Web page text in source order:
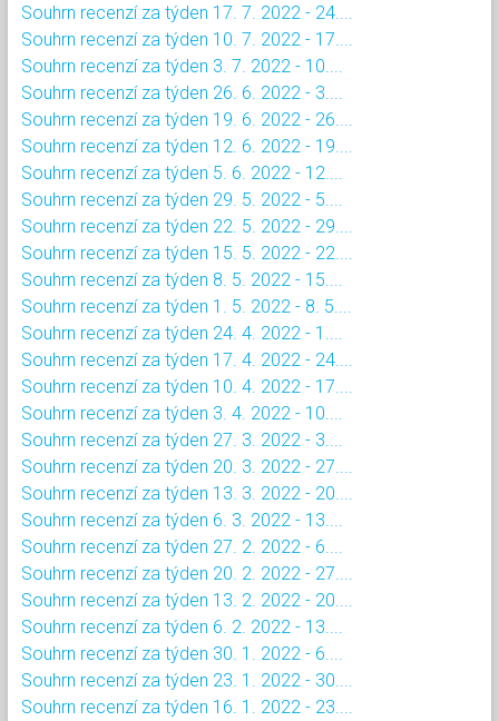
Souhrn recenzí za týden 17. 7. 2022 - 24....
Souhrn recenzí za týden 10. 7. 2022 - 17....
Souhrn recenzí za týden 3. 7. 2022 - 10....
Souhrn recenzí za týden 26. 6. 2022 - 3....
Souhrn recenzí za týden 19. 6. 2022 - 26....
Souhrn recenzí za týden 12. 6. 2022 - 19....
Souhrn recenzí za týden 5. 6. 2022 - 12....
Souhrn recenzí za týden 29. 5. 2022 - 5....
Souhrn recenzí za týden 22. 5. 2022 - 29....
Souhrn recenzí za týden 15. 5. 2022 - 22....
Souhrn recenzí za týden 8. 5. 2022 - 15....
Souhrn recenzí za týden 1. 5. 2022 - 8. 5....
Souhrn recenzí za týden 24. 4. 2022 - 1....
Souhrn recenzí za týden 17. 4. 2022 - 24....
Souhrn recenzí za týden 10. 4. 2022 - 17....
Souhrn recenzí za týden 3. 4. 2022 - 10....
Souhrn recenzí za týden 27. 3. 2022 - 3....
Souhrn recenzí za týden 20. 3. 2022 - 27....
Souhrn recenzí za týden 13. 3. 2022 - 20....
Souhrn recenzí za týden 6. 3. 2022 - 13....
Souhrn recenzí za týden 27. 2. 2022 - 6....
Souhrn recenzí za týden 20. 2. 2022 - 27....
Souhrn recenzí za týden 13. 2. 2022 - 20....
Souhrn recenzí za týden 6. 2. 2022 - 13....
Souhrn recenzí za týden 30. 1. 2022 - 6....
Souhrn recenzí za týden 23. 1. 2022 - 30....
Souhrn recenzí za týden 16. 1. 2022 - 23....